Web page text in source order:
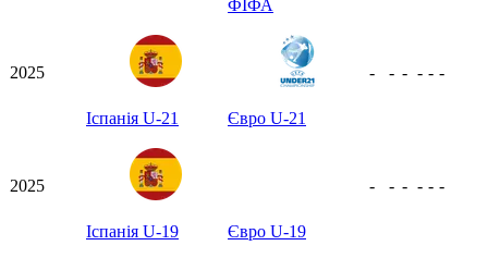
ФІФА
2025
Іспанія U-21 Євро U-21
- - - - - -
2025
Іспанія U-19 Євро U-19
- - - - - -